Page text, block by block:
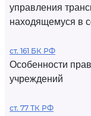
управления
находящемуся в
ст. 161 БК РФ
Особенности
учреждений
ст. 77 ТК РФ